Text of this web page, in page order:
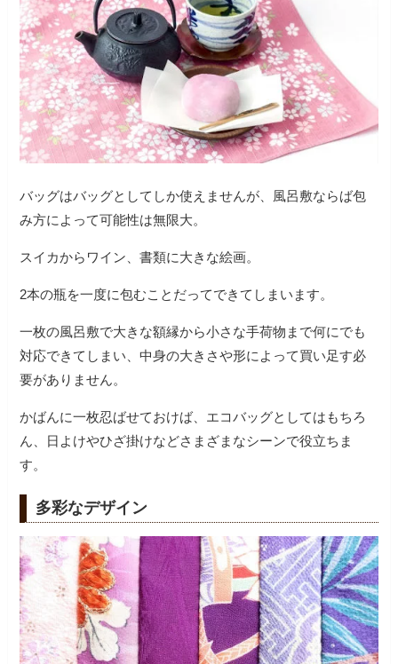
バッグはバッグとしてしか使えませんが、風呂敷ならば包
み方によって可能性は無限大。
スイカからワイン、書類に大きな絵画。
2本の瓶を一度に包むことだってできてしまいます。
一枚の風呂敷で大きな額縁から小さな手荷物まで何にでも
対応できてしまい、中身の大きさや形によって買い足す必
要がありません。
かばんに一枚忍ばせておけば、エコバッグとしてはもちろ
ん、日よけやひざ掛けなどさまざまなシーンで役立ちま
す。
多彩なデザイン